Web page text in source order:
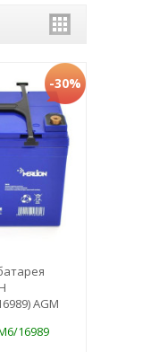
-30%
AGM
16989